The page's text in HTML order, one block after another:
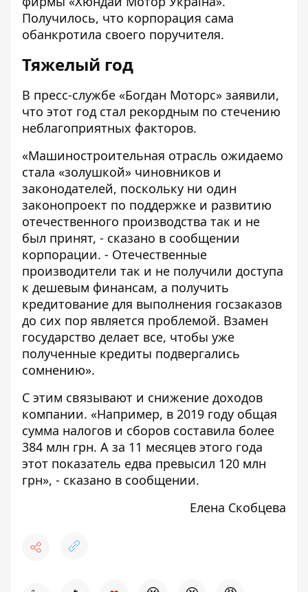
Получилось, что корпорация сама
обанкротила своего поручителя.
Тяжелый год
В пресс-службе «Богдан Моторс» заявили,
что этот год стал рекордным по стечению
неблагоприятных факторов.
«Машиностроительная отрасль ожидаемо
стала «золушкой» чиновников и
законодателей, поскольку ни один
законопроект по поддержке и развитию
отечественного производства так и не
был принят, - сказано в сообщении
корпорации. - Отечественные
производители так и не получили доступа
к дешевым финансам, а получить
кредитование для выполнения госзаказов
до сих пор является проблемой. Взамен
государство делает все, чтобы уже
полученные кредиты подвергались
сомнению».
С этим связывают и снижение доходов
компании. «Например, в 2019 году общая
сумма налогов и сборов составила более
384 млн грн. А за 11 месяцев этого года
этот показатель едва превысил 120 млн
грн», - сказано в сообщении.
Елена Скобцева